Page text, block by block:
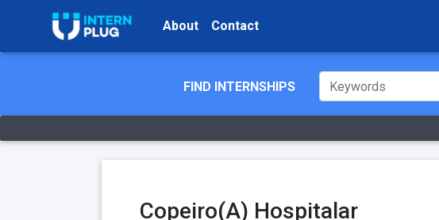
About Contact
FIND INTERNSHIPS
Copeiro(A) Hospitalar